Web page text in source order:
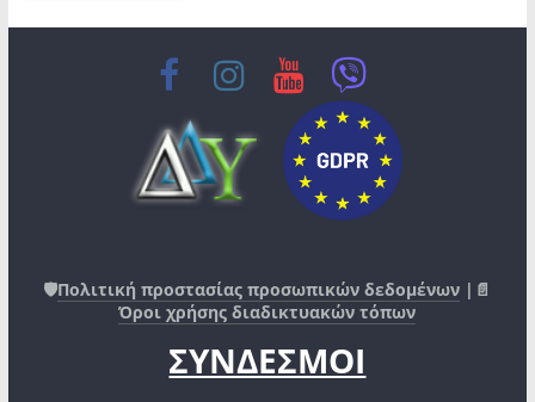
🛡️Πολιτική προστασίας προσωπικών δεδομένων |📄
Όροι χρήσης διαδικτυακών τόπων
ΣΥΝΔΕΣΜΟΙ